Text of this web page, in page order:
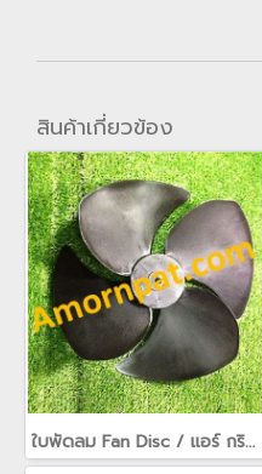
สินค้าเกี่ยวข้อง
ใบพัดลม Fan Disc / แอร์ กริลล์ air grille / fan guard สำหรับ เครื่องปรับอากาศ อะไหล่ Trane เทรน